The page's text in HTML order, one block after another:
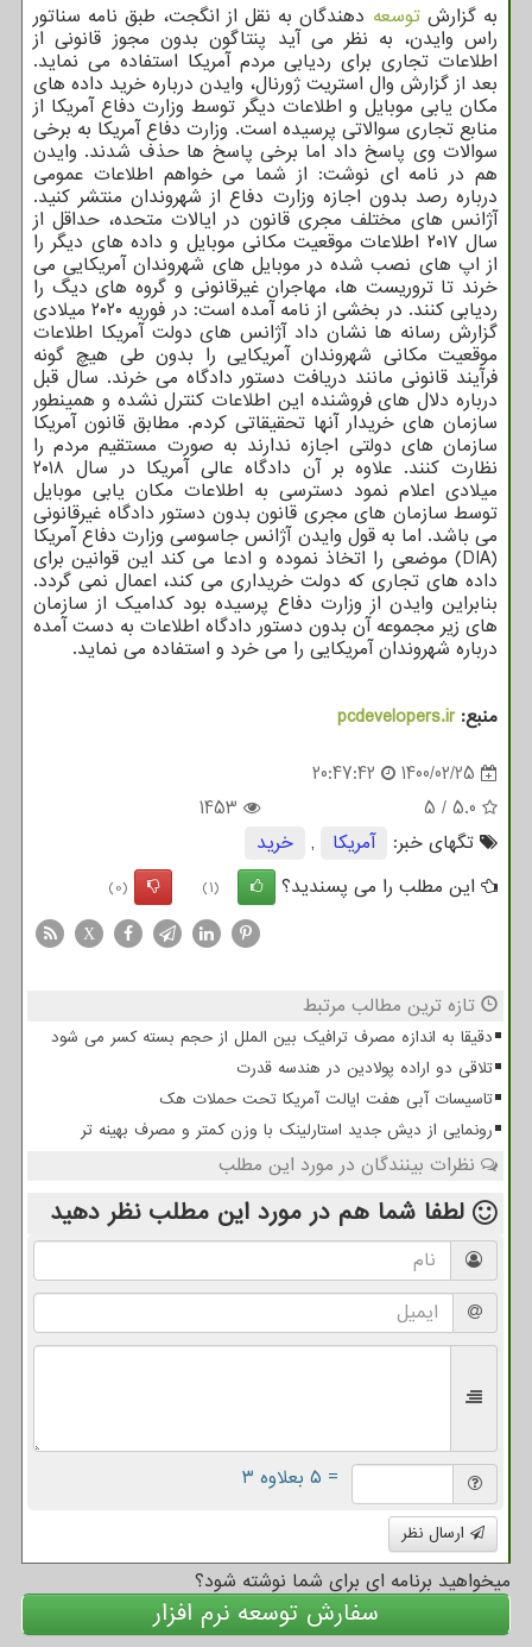
به گزارشتوسعه دهندگان به نقل از انگجت، طبق نامه سناتور
راس وایدن، به نظر می آید پنتاگون بدون مجوز قانونی از
اطلاعات تجاری برای ردیابی مردم آمریکا استفاده می نماید.
بعد از گزارش وال استریت ژورنال، وایدن درباره خرید داده های
مکان یابی موبایل و اطلاعات دیگر توسط وزارت دفاع آمریکا از
منابع تجاری سوالاتی پرسیده است. وزارت دفاع آمریکا به برخی
سوالات وی پاسخ داد اما برخی پاسخ ها حذف شدند. وایدن
هم در نامه ای نوشت: از شما می خواهم اطلاعات عمومی
درباره رصد بدون اجازه وزارت دفاع از شهروندان منتشر کنید.
آژانس های مختلف مجری قانون در ایالات متحده، حداقل از
سال ۲۰۱۷ اطلاعات موقعیت مکانی موبایل و داده های دیگر را
از اپ های نصب شده در موبایل های شهروندان آمریکایی می
خرند تا تروریست ها، مهاجران غیرقانونی و گروه های دیگ را
ردیابی کنند. در بخشی از نامه آمده است: در فوریه ۲۰۲۰ میلادی
گزارش رسانه ها نشان داد آژانس های دولت آمریکا اطلاعات
موقعیت مکانی شهروندان آمریکایی را بدون طی هیچ گونه
فرآیند قانونی مانند دریافت دستور دادگاه می خرند. سال قبل
درباره دلال های فروشنده این اطلاعات کنترل نشده و همینطور
سازمان های خریدار آنها تحقیقاتی کردم. مطابق قانون آمریکا
سازمان های دولتی اجازه ندارند به صورت مستقیم مردم را
نظارت کنند. علاوه بر آن دادگاه عالی آمریکا در سال ۲۰۱۸
میلادی اعلام نمود دسترسی به اطلاعات مکان یابی موبایل
توسط سازمان های مجری قانون بدون دستور دادگاه غیرقانونی
می باشد. اما به قول وایدن آژانس جاسوسی وزارت دفاع آمریکا
(DIA) موضعی را اتخاذ نموده و ادعا می کند این قوانین برای
داده های تجاری که دولت خریداری می کند، اعمال نمی گردد.
بنابراین وایدن از وزارت دفاع پرسیده بود کدامیک از سازمان
های زیر مجموعه آن بدون دستور دادگاه اطلاعات به دست آمده
درباره شهروندان آمریکایی را می خرد و استفاده می نماید.
منبع:pcdevelopers.ir
1400/02/25
20:47:42
5.0
/
5
1453
تگهای خبر:
آمریكا ,
خرید
این مطلب را می پسندید؟
(1)
(0)
X
تازه ترین مطالب مرتبط
دقیقا به اندازه مصرف ترافیک بین الملل از حجم بسته کسر می شود
تلاقی دو اراده پولادین در هندسه قدرت
تاسیسات آبی هفت ایالت آمریکا تحت حملات هک
رونمایی از دیش جدید استارلینک با وزن کمتر و مصرف بهینه تر
نظرات بینندگان در مورد این مطلب
لطفا شما هم در مورد این مطلب نظر دهید
= ۵ بعلاوه ۳
ارسال نظر
میخواهید برنامه ای برای شما نوشته شود؟
سفارش توسعه نرم افزار